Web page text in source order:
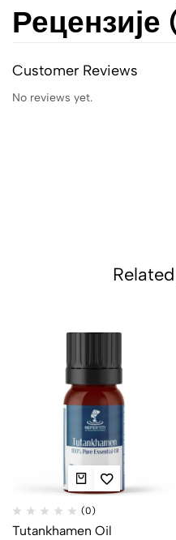
Рецензије
Customer Reviews
No reviews yet.
(0)
Tutankhamen Oil